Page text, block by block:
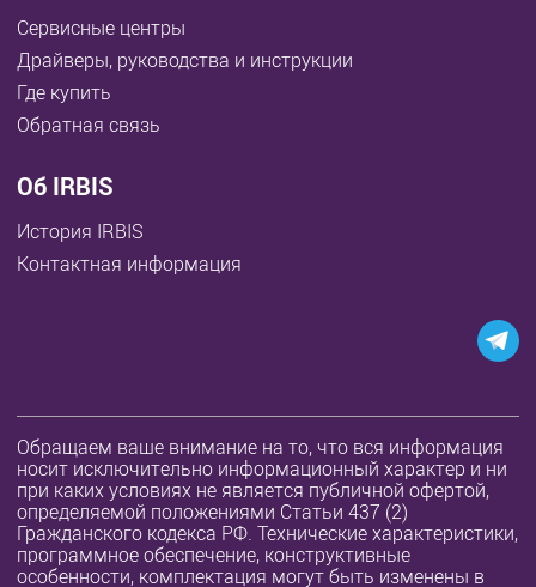
Сервисные центры
Драйверы, руководства и инструкции
Где купить
Обратная связь
Об IRBIS
История IRBIS
Контактная информация
Обращаем ваше внимание на то, что вся информация
носит исключительно информационный характер и ни
при каких условиях не является публичной офертой,
определяемой положениями Статьи 437 (2)
Гражданского кодекса РФ. Технические характеристики,
программное обеспечение, конструктивные
особенности, комплектация могут быть изменены в